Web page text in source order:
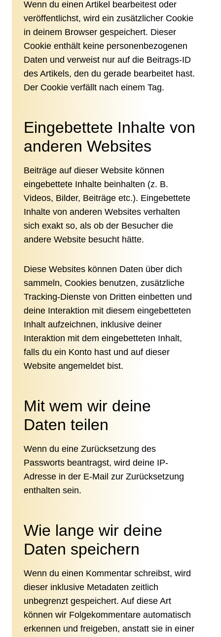
Wenn du einen Artikel bearbeitest oder
veröffentlichst, wird ein zusätzlicher Cookie
in deinem Browser gespeichert. Dieser
Cookie enthält keine personenbezogenen
Daten und verweist nur auf die Beitrags-ID
des Artikels, den du gerade bearbeitet hast.
Der Cookie verfällt nach einem Tag.
Eingebettete Inhalte von
anderen Websites
Beiträge auf dieser Website können
eingebettete Inhalte beinhalten (z. B.
Videos, Bilder, Beiträge etc.). Eingebettete
Inhalte von anderen Websites verhalten
sich exakt so, als ob der Besucher die
andere Website besucht hätte.
Diese Websites können Daten über dich
sammeln, Cookies benutzen, zusätzliche
Tracking-Dienste von Dritten einbetten und
deine Interaktion mit diesem eingebetteten
Inhalt aufzeichnen, inklusive deiner
Interaktion mit dem eingebetteten Inhalt,
falls du ein Konto hast und auf dieser
Website angemeldet bist.
Mit wem wir deine
Daten teilen
Wenn du eine Zurücksetzung des
Passworts beantragst, wird deine IP-
Adresse in der E-Mail zur Zurücksetzung
enthalten sein.
Wie lange wir deine
Daten speichern
Wenn du einen Kommentar schreibst, wird
dieser inklusive Metadaten zeitlich
unbegrenzt gespeichert. Auf diese Art
können wir Folgekommentare automatisch
erkennen und freigeben, anstatt sie in einer